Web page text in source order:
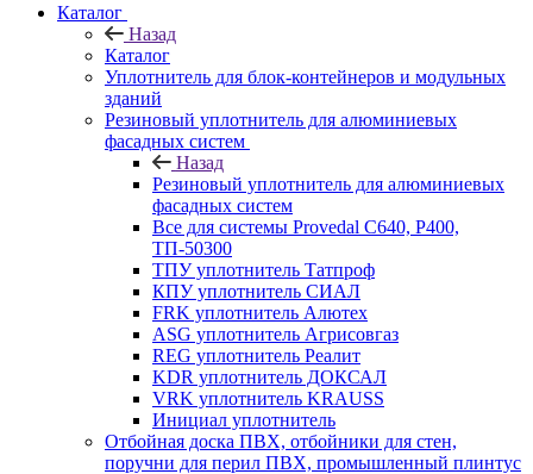
Каталог
Назад
Каталог
Уплотнитель для блок-контейнеров и модульных
зданий
Резиновый уплотнитель для алюминиевых
фасадных систем
Назад
Резиновый уплотнитель для алюминиевых
фасадных систем
Все для системы Provedal С640, Р400,
ТП-50300
ТПУ уплотнитель Татпроф
КПУ уплотнитель СИАЛ
FRK уплотнитель Алютех
ASG уплотнитель Агрисовгаз
REG уплотнитель Реалит
KDR уплотнитель ДОКСАЛ
VRK уплотнитель KRAUSS
Инициал уплотнитель
Отбойная доска ПВХ, отбойники для стен,
поручни для перил ПВХ, промышленный плинтус